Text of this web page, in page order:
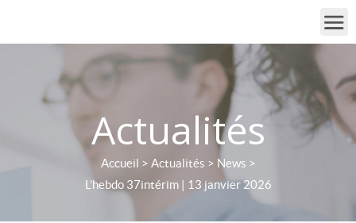
Actualités
Accueil > Actualités > News >
L’hebdo 37intérim | 13 janvier 2026